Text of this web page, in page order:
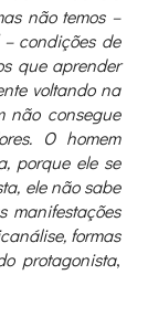
não temos –
– condições de
que aprender
voltando na
não consegue
O homem
porque ele se
ele não sabe
manifestações
formas
protagonista,